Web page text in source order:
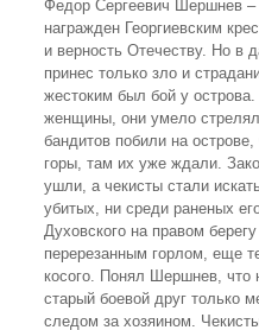
Федор Сергеевич Шершнев –
награжден Георгиевским
и верность Отечеству. Но в
принес только зло и
жестоким был бой у
женщины, они умело
бандитов побили на
горы, там их уже ждали.
ушли, а чекисты стали
убитых, ни среди раненых
Духовского на правом
перерезанным горлом, еще
косого. Понял Шершнев, что
старый боевой друг только
следом за хозяином.